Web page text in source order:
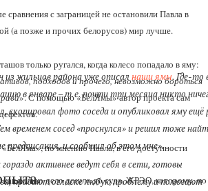
сравнения с заграницей не остановили Павла в
(а позже и прочих белорусов) мир лучше.
только ругался, когда колесо попадало в яму:
подходов и прочего, невозможно бороться
». С помощью «БелЯмы» автор проекта сам
«БелЯма», по мнению Павла, в его доступности
активнее ведут себя в сети, готовы
придают огласке любую проблему и помогают
из жильцов района уже описал наши ямы. Где-то
в январе – т.е. почти три месяца никто
скопировал фото соседа и опубликовал яму
временем сосед «проснулся» и решил тоже
предписания, и сообщил об этом мне».
как только дело дошло до суда, ЖРЭО, которому,